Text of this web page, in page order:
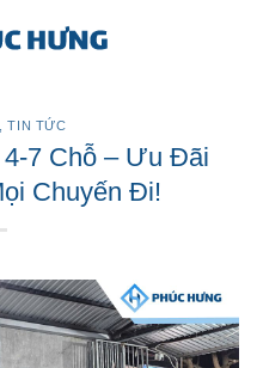
,TIN TỨC
7 Chỗ – Ưu Đãi
Chuyến Đi!